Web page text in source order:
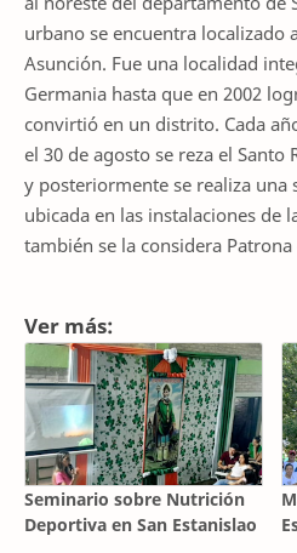
urbano se encuentra localizado
Asunción. Fue una localidad
Germania hasta que en 2002
convirtió en un distrito. Cada
el 30 de agosto se reza el Santo
y posteriormente se realiza una
ubicada en las instalaciones de
también se la considera
Ver más:
Seminario sobre Nutrición
Deportiva en San Estanislao